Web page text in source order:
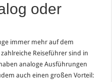
oder
immer mehr auf dem
Reiseführer sind in
analoge Ausführungen
auch einen großen Vorteil: